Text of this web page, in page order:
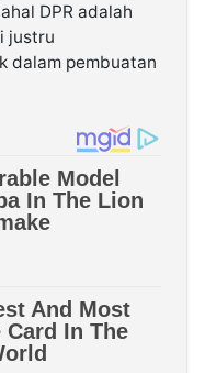
DPR adalah
justru
dalam pembuatan